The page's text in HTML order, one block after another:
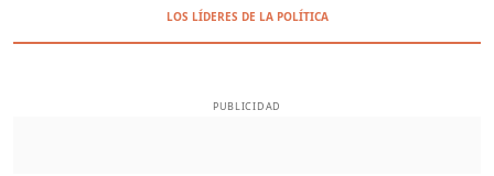
LOS LÍDERES DE LA POLÍTICA
PUBLICIDAD